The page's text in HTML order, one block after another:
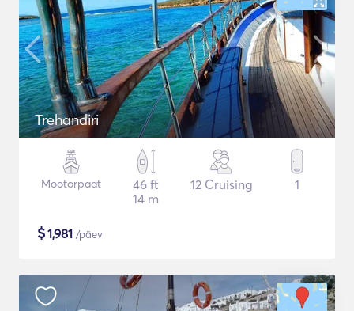
Trehandiri
Mootorpaat
46 ft
14 m
12 Cruising 1
$1,981 /päev